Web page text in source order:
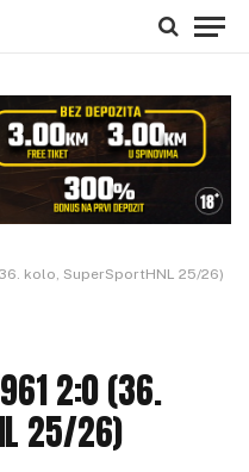
kolo, SuperSportHNL 25/26)
2:0 (36.
25/26)